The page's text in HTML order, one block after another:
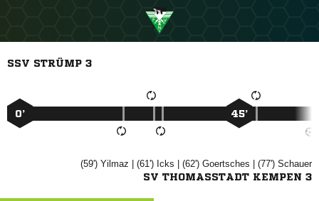
SSV STRÜMP 3
0’ 45’
(59')  | (61')  | (62')  | (77') 
SV THOMASSTADT KEMPEN 3